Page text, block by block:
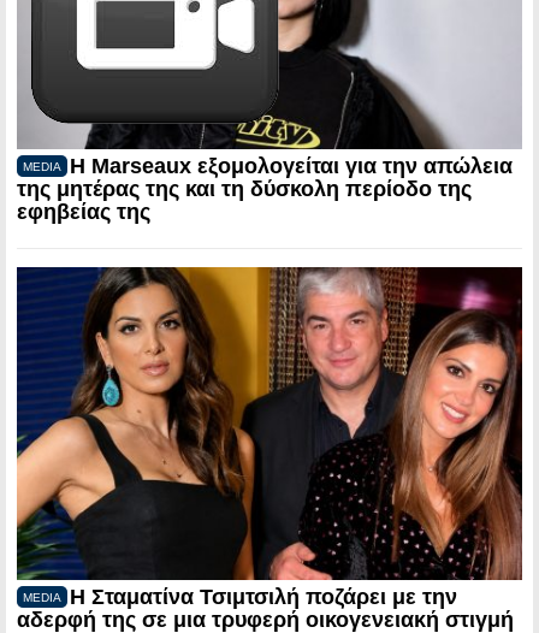
MEDIA
Η Marseaux εξομολογείται για την απώλεια
της μητέρας της και τη δύσκολη περίοδο της
εφηβείας της
MEDIA
Η Σταματίνα Τσιμτσιλή ποζάρει με την
αδερφή της σε μια τρυφερή οικογενειακή στιγμή